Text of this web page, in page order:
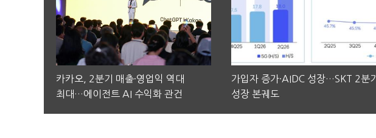
카카오, 2분기 매출·영업익 역대
최대…에이전트 AI 수익화 관건
가입자 증가·AIDC 성장…SKT 2분기
성장 본궤도